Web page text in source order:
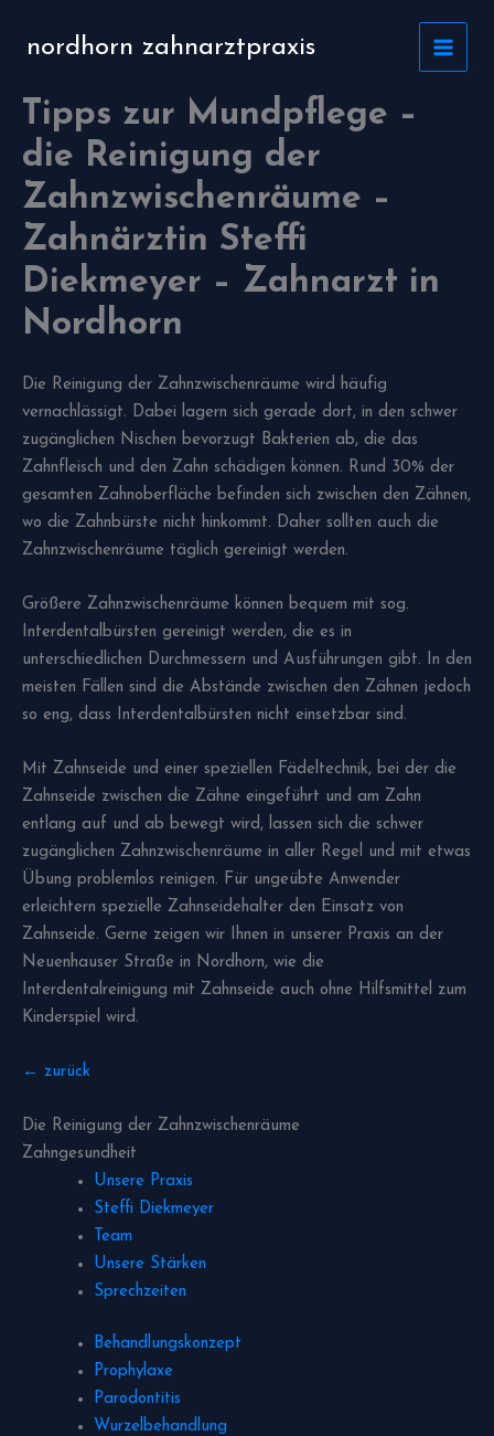
Inhaltnordhorn zahnarztpraxis
Tipps zur Mundpflege –
die Reinigung der
Zahnzwischenräume –
Zahnärztin Steffi
Diekmeyer – Zahnarzt in
Nordhorn
Die Reinigung der Zahnzwischenräume wird häufig
vernachlässigt. Dabei lagern sich gerade dort, in den schwer
zugänglichen Nischen bevorzugt Bakterien ab, die das
Zahnfleisch und den Zahn schädigen können. Rund 30% der
gesamten Zahnoberfläche befinden sich zwischen den Zähnen,
wo die Zahnbürste nicht hinkommt. Daher sollten auch die
Zahnzwischenräume täglich gereinigt werden.
Größere Zahnzwischenräume können bequem mit sog.
Interdentalbürsten gereinigt werden, die es in
unterschiedlichen Durchmessern und Ausführungen gibt. In den
meisten Fällen sind die Abstände zwischen den Zähnen jedoch
so eng, dass Interdentalbürsten nicht einsetzbar sind.
Mit Zahnseide und einer speziellen Fädeltechnik, bei der die
Zahnseide zwischen die Zähne eingeführt und am Zahn
entlang auf und ab bewegt wird, lassen sich die schwer
zugänglichen Zahnzwischenräume in aller Regel und mit etwas
Übung problemlos reinigen. Für ungeübte Anwender
erleichtern spezielle Zahnseidehalter den Einsatz von
Zahnseide. Gerne zeigen wir Ihnen in unserer Praxis an der
Neuenhauser Straße in Nordhorn, wie die
Interdentalreinigung mit Zahnseide auch ohne Hilfsmittel zum
Kinderspiel wird.
← zurück
Die Reinigung der Zahnzwischenräume
Zahngesundheit
Unsere Praxis
Steffi Diekmeyer
Team
Unsere Stärken
Sprechzeiten
Behandlungskonzept
Prophylaxe
Parodontitis
Wurzelbehandlung